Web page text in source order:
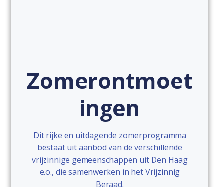
Zomerontmoet
ingen
Dit rijke en uitdagende zomerprogramma
bestaat uit aanbod van de verschillende
vrijzinnige gemeenschappen uit Den Haag
e.o., die samenwerken in het Vrijzinnig
Beraad.